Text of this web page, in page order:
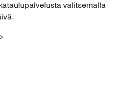
valitsemalla